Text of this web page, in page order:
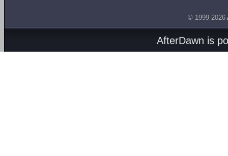
© 1999-2026
AfterDawn is